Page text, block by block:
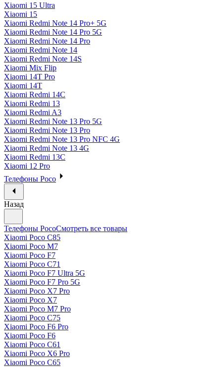
Xiaomi 15 Ultra
Xiaomi 15
Xiaomi Redmi Note 14 Pro+ 5G
Xiaomi Redmi Note 14 Pro 5G
Xiaomi Redmi Note 14 Pro
Xiaomi Redmi Note 14
Xiaomi Redmi Note 14S
Xiaomi Mix Flip
Xiaomi 14T Pro
Xiaomi 14T
Xiaomi Redmi 14C
Xiaomi Redmi 13
Xiaomi Redmi A3
Xiaomi Redmi Note 13 Pro 5G
Xiaomi Redmi Note 13 Pro
Xiaomi Redmi Note 13 Pro NFC 4G
Xiaomi Redmi Note 13 4G
Xiaomi Redmi 13C
Xiaomi 12 Pro
Телефоны Poco
Назад
Телефоны PocoСмотреть все товары
Xiaomi Poco C85
Xiaomi Poco M7
Xiaomi Poco F7
Xiaomi Poco C71
Xiaomi Poco F7 Ultra 5G
Xiaomi Poco F7 Pro 5G
Xiaomi Poco X7 Pro
Xiaomi Poco X7
Xiaomi Poco M7 Pro
Xiaomi Poco C75
Xiaomi Poco F6 Pro
Xiaomi Poco F6
Xiaomi Poco C61
Xiaomi Poco X6 Pro
Xiaomi Poco C65